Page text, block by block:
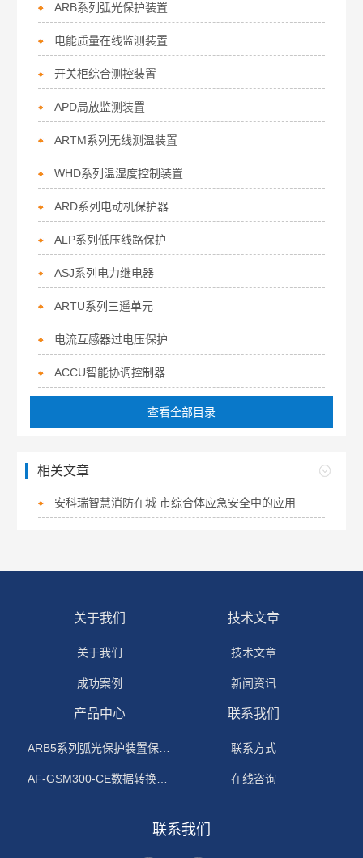
ARB系列弧光保护装置
电能质量在线监测装置
开关柜综合测控装置
APD局放监测装置
ARTM系列无线测温装置
WHD系列温湿度控制装置
ARD系列电动机保护器
ALP系列低压线路保护
ASJ系列电力继电器
ARTU系列三遥单元
电流互感器过电压保护
ACCU智能协调控制器
查看全部目录
相关文章
安科瑞智慧消防在城 市综合体应急安全中的应用
关于我们
关于我们
成功案例
技术文章
技术文章
新闻资讯
产品中心
ARB5系列弧光保护装置保护功能原理
AF-GSM300-CE数据转换模块
联系我们
联系方式
在线咨询
联系我们